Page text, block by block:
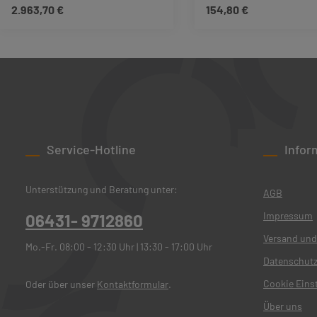
Regulärer Preis:
2.963,70 € Regulärer Preis:
154,80 €
Service-Hotline
Unterstützung und Beratung unter:
06431- 9712860
Mo.-Fr. 08:00 - 12:30 Uhr | 13:30 - 17:00 Uhr
Oder über unser Kontaktformular.
AGB
Impressum
Versand
Datenschutz
Cookie
Über uns